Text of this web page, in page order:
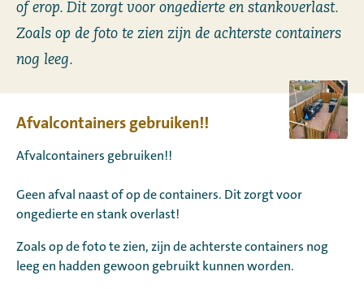
of erop. Dit zorgt voor ongedierte en stankoverlast.
Zoals op de foto te zien zijn de achterste containers
nog leeg.
Afvalcontainers gebruiken!!
Afvalcontainers gebruiken!!
Geen afval naast of op de containers. Dit zorgt voor
ongedierte en stank overlast!
Zoals op de foto te zien, zijn de achterste containers nog
leeg en hadden gewoon gebruikt kunnen worden.